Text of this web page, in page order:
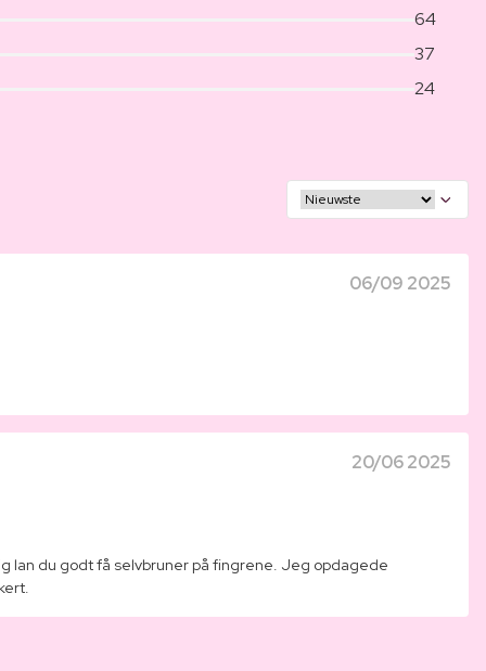
64
37
24
06/09 2025
20/06 2025
lan du godt få selvbruner på fingrene. Jeg opdagede